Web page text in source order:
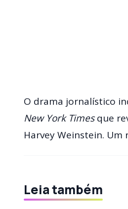
O drama jornalístico
New York Timesque
Harvey Weinstein.
Leia também